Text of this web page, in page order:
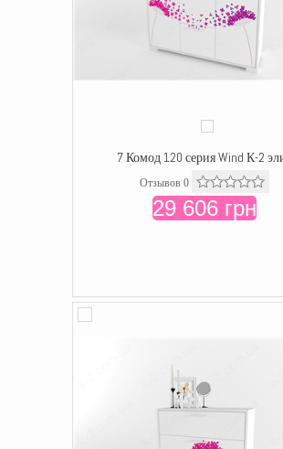
7 Комод 120 серия Wind К-2
Отзывов 0
29 606 грн